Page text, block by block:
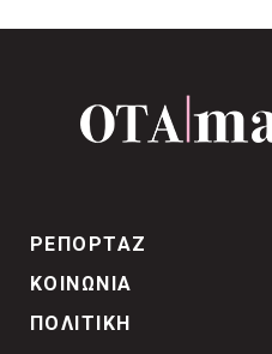
ΡΕΠΟΡΤΑΖ
ΚΟΙΝΩΝΙΑ
ΠΟΛΙΤΙΚΗ